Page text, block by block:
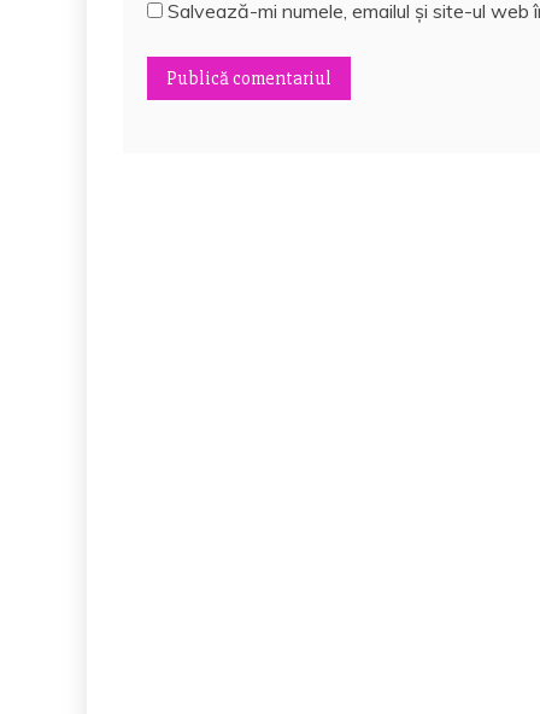
Salvează-mi numele, emailul și site-ul